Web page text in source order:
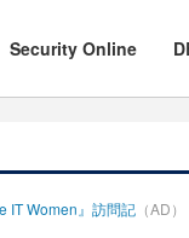
Security Online
IT Women』訪問記 （AD）